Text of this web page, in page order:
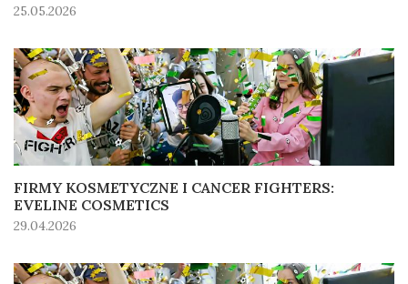
25.05.2026
FIRMY KOSMETYCZNE I CANCER FIGHTERS:
EVELINE COSMETICS
29.04.2026